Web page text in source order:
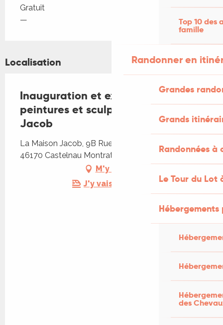
Top 10 des
famille
Randonner en
Grandes
Grands
Randonnées
Le Tour du Lot
des
Tarifs 2026
Gratuit
—
Localisation
Inauguration et exposition de
peintures et sculptures à la Maison
Jacob
La Maison Jacob, 9B Rue Étienne Lacavalerie,
46170 Castelnau Montratier-Sainte Alauzie
M'y rendre
J'y vais en train !